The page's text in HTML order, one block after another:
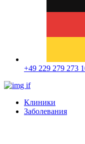
+49 229 279 273
Клиники
Заболевания